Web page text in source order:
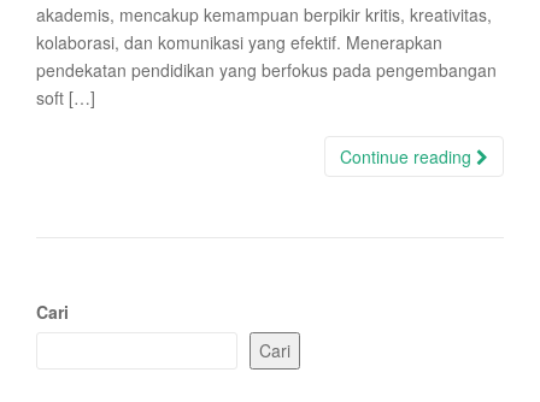
akademis, mencakup kemampuan berpikir kritis, kreativitas,
kolaborasi, dan komunikasi yang efektif. Menerapkan
pendekatan pendidikan yang berfokus pada pengembangan
soft […]
Continue reading
Cari
Cari